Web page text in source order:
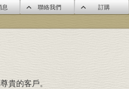
聯絡我們 訂購
貴的客戶。